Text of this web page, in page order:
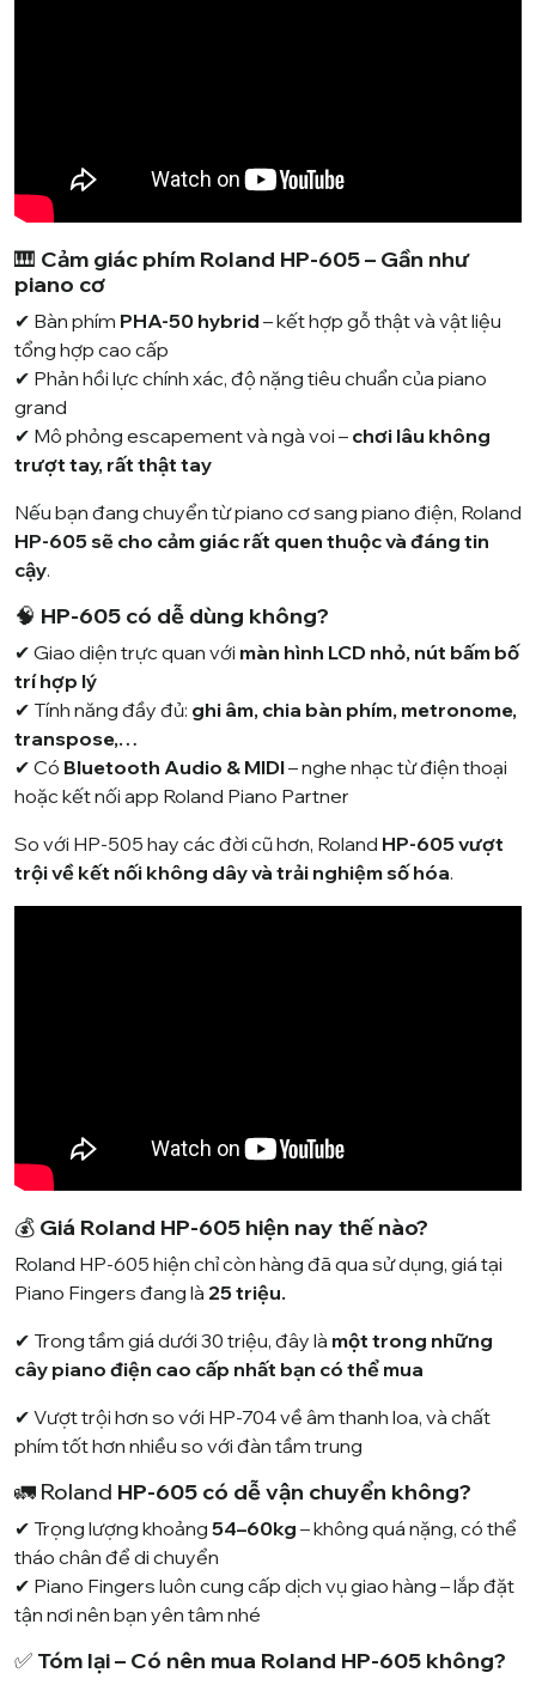
🎹 Cảm giác phím Roland HP-605 – Gần như
piano cơ
✔ Bàn phím PHA-50 hybrid – kết hợp gỗ thật và vật liệu
tổng hợp cao cấp
✔ Phản hồi lực chính xác, độ nặng tiêu chuẩn của piano
grand
✔ Mô phỏng escapement và ngà voi – chơi lâu không
trượt tay, rất thật tay
Nếu bạn đang chuyển từ piano cơ sang piano điện, Roland
HP-605 sẽ cho cảm giác rất quen thuộc và đáng tin
cậy.
🧠 HP-605 có dễ dùng không?
✔ Giao diện trực quan với màn hình LCD nhỏ, nút bấm bố
trí hợp lý
✔ Tính năng đầy đủ: ghi âm, chia bàn phím, metronome,
transpose,…
✔ Có Bluetooth Audio & MIDI– nghe nhạc từ điện thoại
hoặc kết nối app Roland Piano Partner
So với HP-505 hay các đời cũ hơn, Roland HP-605 vượt
trội về kết nối không dây và trải nghiệm số hóa.
💰 Giá Roland HP-605 hiện nay thế nào?
Roland HP-605 hiện chỉ còn hàng đã qua sử dụng, giá tại
Piano Fingers đang là 25 triệu.
✔ Trong tầm giá dưới 30 triệu, đây là một trong những
cây piano điện cao cấp nhất bạn có thể mua
✔ Vượt trội hơn so với HP-704 về âm thanh loa, và chất
phím tốt hơn nhiều so với đàn tầm trung
🚛 Roland HP-605 có dễ vận chuyển không?
✔ Trọng lượng khoảng 54–60kg – không quá nặng, có thể
tháo chân để di chuyển
✔ Piano Fingers luôn cung cấp dịch vụ giao hàng – lắp đặt
tận nơi nên bạn yên tâm nhé
✅ Tóm lại – Có nên mua Roland HP-605 không?